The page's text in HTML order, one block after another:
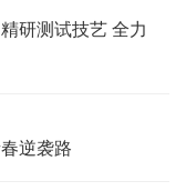
研测试技艺 全力
逆袭路